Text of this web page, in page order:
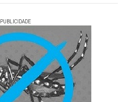
PUBLICIDADE